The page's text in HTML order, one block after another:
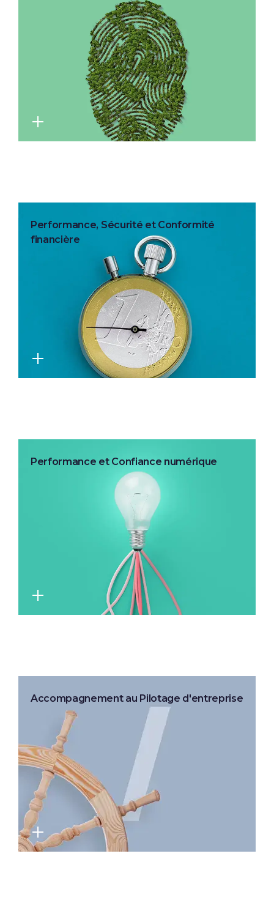
Performance, Sécurité et Conformité
financière
Performance et Confiance numérique
Accompagnement au Pilotage d'entreprise